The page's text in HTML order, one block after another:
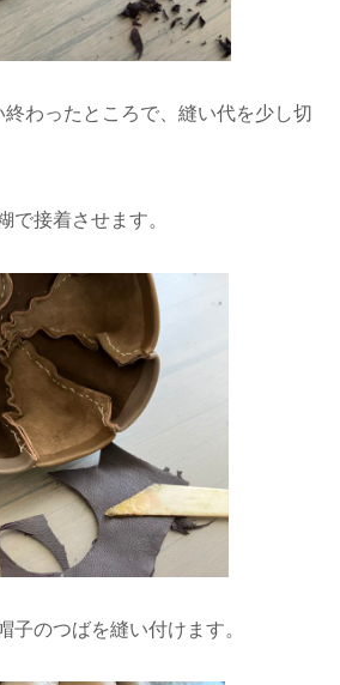
終わったところで、縫い代を少し切
で接着させます。
子のつばを縫い付けます。